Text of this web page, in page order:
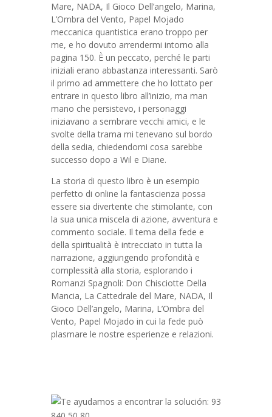
Mare, NADA, Il Gioco Dell’angelo, Marina,
L’Ombra del Vento, Papel Mojado
meccanica quantistica erano troppo per
me, e ho dovuto arrendermi intorno alla
pagina 150. È un peccato, perché le parti
iniziali erano abbastanza interessanti. Sarò
il primo ad ammettere che ho lottato per
entrare in questo libro all’inizio, ma man
mano che persistevo, i personaggi
iniziavano a sembrare vecchi amici, e le
svolte della trama mi tenevano sul bordo
della sedia, chiedendomi cosa sarebbe
successo dopo a Wil e Diane.
La storia di questo libro è un esempio
perfetto di online la fantascienza possa
essere sia divertente che stimolante, con
la sua unica miscela di azione, avventura e
commento sociale. Il tema della fede e
della spiritualità è intrecciato in tutta la
narrazione, aggiungendo profondità e
complessità alla storia, esplorando i
Romanzi Spagnoli: Don Chisciotte Della
Mancia, La Cattedrale del Mare, NADA, Il
Gioco Dell’angelo, Marina, L’Ombra del
Vento, Papel Mojado in cui la fede può
plasmare le nostre esperienze e relazioni.